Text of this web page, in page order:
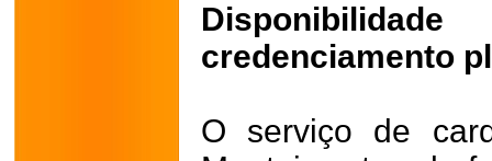
credenciamento
O serviço de